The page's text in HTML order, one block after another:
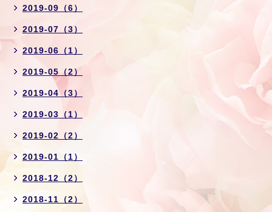
2019-09（6）
2019-07（3）
2019-06（1）
2019-05（2）
2019-04（3）
2019-03（1）
2019-02（2）
2019-01（1）
2018-12（2）
2018-11（2）